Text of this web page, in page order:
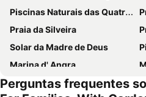
Piscinas Naturais das Quatro Ribeiras
Praia da Silveira
Solar da Madre de Deus
Marina d' Angra
Casa de Vitorino Nemésio
Perguntas frequentes